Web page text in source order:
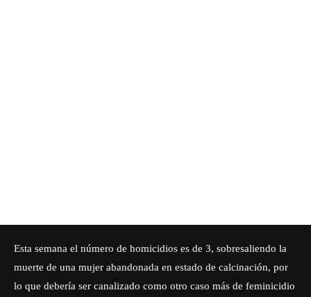
Esta semana el número de homicidios es de 3, sobresaliendo la
muerte de una mujer abandonada en estado de calcinación, por
lo que debería ser canalizado como otro caso más de feminicidio